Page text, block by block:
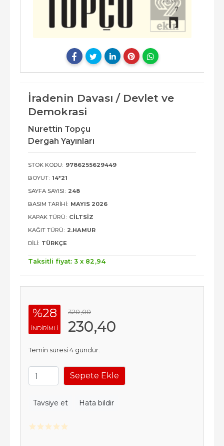
İradenin Davası / Devlet ve
Demokrasi
Nurettin Topçu
Dergah Yayınları
STOK KODU: 9786255629449
BOYUT: 14*21
SAYFA SAYISI: 248
BASIM TARIHI: MAYIS 2026
KAPAK TÜRÜ: CILTSIZ
KAĞIT TÜRÜ: 2.HAMUR
DILI: TÜRKÇE
Taksitli fiyat: 3 x 82 ,94
%28
INDIRIMLI
320,00
230,40
Temin süresi 4 gündür.
Sepete Ekle
Tavsiye et Hata bildir